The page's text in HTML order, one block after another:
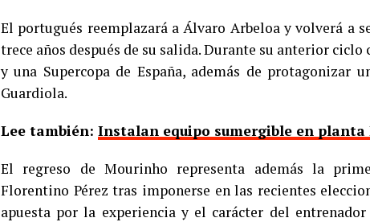
El portugués reemplazará a Álvaro Arbeloa y volverá a
trece años después de su salida. Durante su anterior
y una Supercopa de España, además de protagonizar
Guardiola.
Lee también: Instalan equipo sumergible en
El regreso de Mourinho representa además la
Florentino Pérez tras imponerse en las recientes
apuesta por la experiencia y el carácter del